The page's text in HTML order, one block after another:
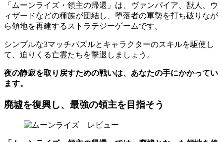
「ムーンライズ・領主の帰還」は、ヴァンパイア、獣人、ウ
ィザードなどの種族が団結し、堕落者の軍勢を打ち破りなが
ら領地を再建するストラテジーゲームです。
シンプルな3マッチパズルとキャラクターのスキルを駆使し
て、迫りくる亡霊たちを撃退しましょう。
夜の静寂を取り戻すための戦いは、あなたの手にかかってい
ます。
廃墟を復興し、最強の領主を目指そう